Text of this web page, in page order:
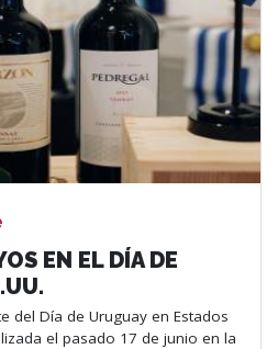
EN EL DÍA DE
del Día de Uruguay en Estados
el pasado 17 de junio en la